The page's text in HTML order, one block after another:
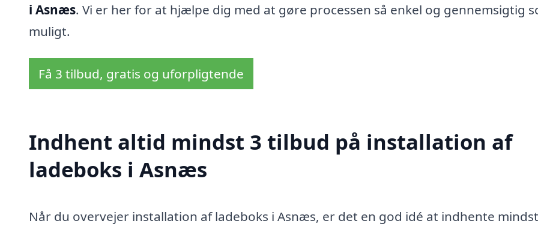
i Asnæs. Vi er her for at hjælpe dig med at gøre processen så enkel og gennemsigtig
muligt.
Få 3 tilbud, gratis og uforpligtende
Indhent altid mindst 3 tilbud på installation af
ladeboks i Asnæs
Når du overvejer installation af ladeboks i Asnæs, er det en god idé at indhente